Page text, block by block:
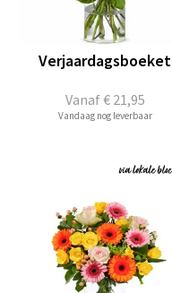
Vanaf€ 21,95
Verjaardagsboeket
Vandaag nog leverbaar